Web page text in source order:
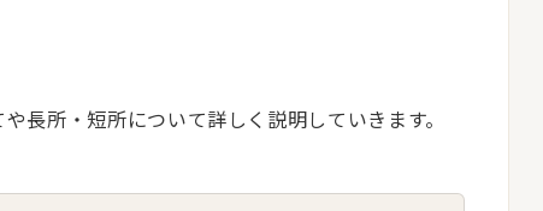
長所・短所について詳しく説明していきます。